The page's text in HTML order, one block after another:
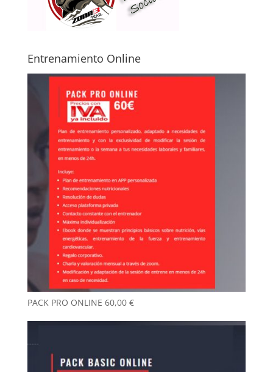
Entrenamiento Online
PACK PRO ONLINE 60,00 €